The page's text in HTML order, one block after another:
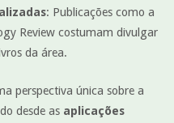
: Publicações como a
Review costumam divulgar
da área.
perspectiva única sobre a
desde as aplicações